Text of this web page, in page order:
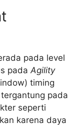
pada level
pada Agility
timing
tergantung pada
seperti
karena daya